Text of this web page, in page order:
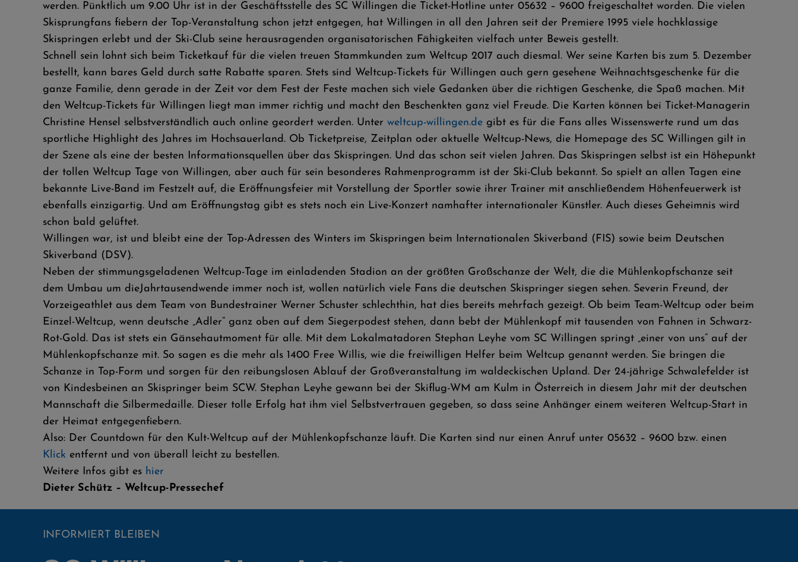
werden. Pünktlich um 9.00 Uhr ist in der Geschäftsstelle des SC Willingen die Ticket-Hotline unter 05632 – 9600 freigeschaltet worden. Die vielen
Skisprungfans fiebern der Top-Veranstaltung schon jetzt entgegen, hat Willingen in all den Jahren seit der Premiere 1995 viele hochklassige
Skispringen erlebt und der Ski-Club seine herausragenden organisatorischen Fähigkeiten vielfach unter Beweis gestellt.
Schnell sein lohnt sich beim Ticketkauf für die vielen treuen Stammkunden zum Weltcup 2017 auch diesmal. Wer seine Karten bis zum 5. Dezember
bestellt, kann bares Geld durch satte Rabatte sparen. Stets sind Weltcup-Tickets für Willingen auch gern gesehene Weihnachtsgeschenke für die
ganze Familie, denn gerade in der Zeit vor dem Fest der Feste machen sich viele Gedanken über die richtigen Geschenke, die Spaß machen. Mit
den Weltcup-Tickets für Willingen liegt man immer richtig und macht den Beschenkten ganz viel Freude. Die Karten können bei Ticket-Managerin
Christine Hensel selbstverständlich auch online geordert werden. Unter weltcup-willingen.de gibt es für die Fans alles Wissenswerte rund um das
sportliche Highlight des Jahres im Hochsauerland. Ob Ticketpreise, Zeitplan oder aktuelle Weltcup-News, die Homepage des SC Willingen gilt in
der Szene als eine der besten Informationsquellen über das Skispringen. Und das schon seit vielen Jahren. Das Skispringen selbst ist ein Höhepunkt
der tollen Weltcup Tage von Willingen, aber auch für sein besonderes Rahmenprogramm ist der Ski-Club bekannt. So spielt an allen Tagen eine
bekannte Live-Band im Festzelt auf, die Eröffnungsfeier mit Vorstellung der Sportler sowie ihrer Trainer mit anschließendem Höhenfeuerwerk ist
ebenfalls einzigartig. Und am Eröffnungstag gibt es stets noch ein Live-Konzert namhafter internationaler Künstler. Auch dieses Geheimnis wird
schon bald gelüftet.
Willingen war, ist und bleibt eine der Top-Adressen des Winters im Skispringen beim Internationalen Skiverband (FIS) sowie beim Deutschen
Skiverband (DSV).
Neben der stimmungsgeladenen Weltcup-Tage im einladenden Stadion an der größten Großschanze der Welt, die die Mühlenkopfschanze seit
dem Umbau um dieJahrtausendwende immer noch ist, wollen natürlich viele Fans die deutschen Skispringer siegen sehen. Severin Freund, der
Vorzeigeathlet aus dem Team von Bundestrainer Werner Schuster schlechthin, hat dies bereits mehrfach gezeigt. Ob beim Team-Weltcup oder beim
Einzel-Weltcup, wenn deutsche „Adler“ ganz oben auf dem Siegerpodest stehen, dann bebt der Mühlenkopf mit tausenden von Fahnen in Schwarz-
Rot-Gold. Das ist stets ein Gänsehautmoment für alle. Mit dem Lokalmatadoren Stephan Leyhe vom SC Willingen springt „einer von uns“ auf der
Mühlenkopfschanze mit. So sagen es die mehr als 1400 Free Willis, wie die freiwilligen Helfer beim Weltcup genannt werden. Sie bringen die
Schanze in Top-Form und sorgen für den reibungslosen Ablauf der Großveranstaltung im waldeckischen Upland. Der 24-jährige Schwalefelder ist
von Kindesbeinen an Skispringer beim SCW. Stephan Leyhe gewann bei der Skiflug-WM am Kulm in Österreich in diesem Jahr mit der deutschen
Mannschaft die Silbermedaille. Dieser tolle Erfolg hat ihm viel Selbstvertrauen gegeben, so dass seine Anhänger einem weiteren Weltcup-Start in
der Heimat entgegenfiebern.
Also: Der Countdown für den Kult-Weltcup auf der Mühlenkopfschanze läuft. Die Karten sind nur einen Anruf unter 05632 – 9600 bzw. einen
Klick entfernt und von überall leicht zu bestellen.
Weitere Infos gibt es hier
Dieter Schütz – Weltcup-Pressechef
INFORMIERT BLEIBEN